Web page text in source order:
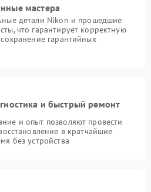
мастера
детали Nikon и прошедшие
что гарантирует корректную
гарантийных
и быстрый ремонт
и опыт позволяют провести
в кратчайшие
без устройства